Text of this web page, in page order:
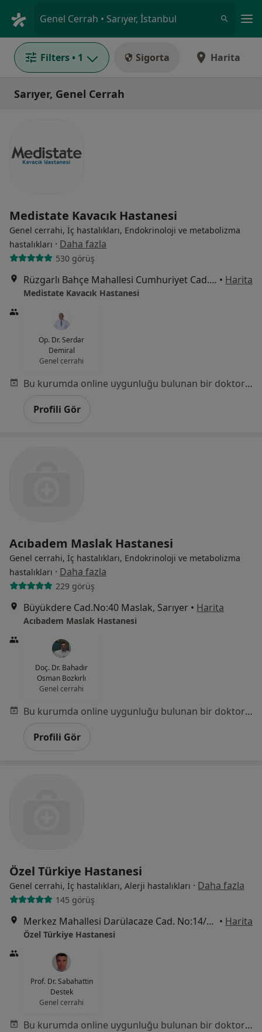
Genel Cerrah • Sarıyer, İstanbul
Filters • 1 Sigorta Harita
Sarıyer, Genel Cerrah
Medistate Kavacık Hastanesi
Genel cerrahi, İç hastalıkları, Endokrinoloji ve metabolizma
hastalıkları · Daha fazla
530 görüş
Rüzgarlı Bahçe Mahallesi Cumhuriyet Cad. No:24 Kavacık, Beykoz • Harita
Medistate Kavacık Hastanesi
Op. Dr. Serdar
Demiral
Genel cerrahi
Bu kurumda online uygunluğu bulunan bir doktor veya uzman bulunamadı
Profili Gör
Acıbadem Maslak Hastanesi
Genel cerrahi, İç hastalıkları, Endokrinoloji ve metabolizma
hastalıkları · Daha fazla
229 görüş
Büyükdere Cad.No:40 Maslak, Sarıyer • Harita
Acıbadem Maslak Hastanesi
Doç. Dr. Bahadır
Osman Bozkırlı
Genel cerrahi
Bu kurumda online uygunluğu bulunan bir doktor veya uzman bulunamadı
Profili Gör
Özel Türkiye Hastanesi
Genel cerrahi, İç hastalıkları, Alerji hastalıkları · Daha fazla
145 görüş
Merkez Mahallesi Darülacaze Cad. No:14/1, Şişli • Harita
Özel Türkiye Hastanesi
Prof. Dr. Sabahattin
Destek
Genel cerrahi
Bu kurumda online uygunluğu bulunan bir doktor veya uzman bulunamadı